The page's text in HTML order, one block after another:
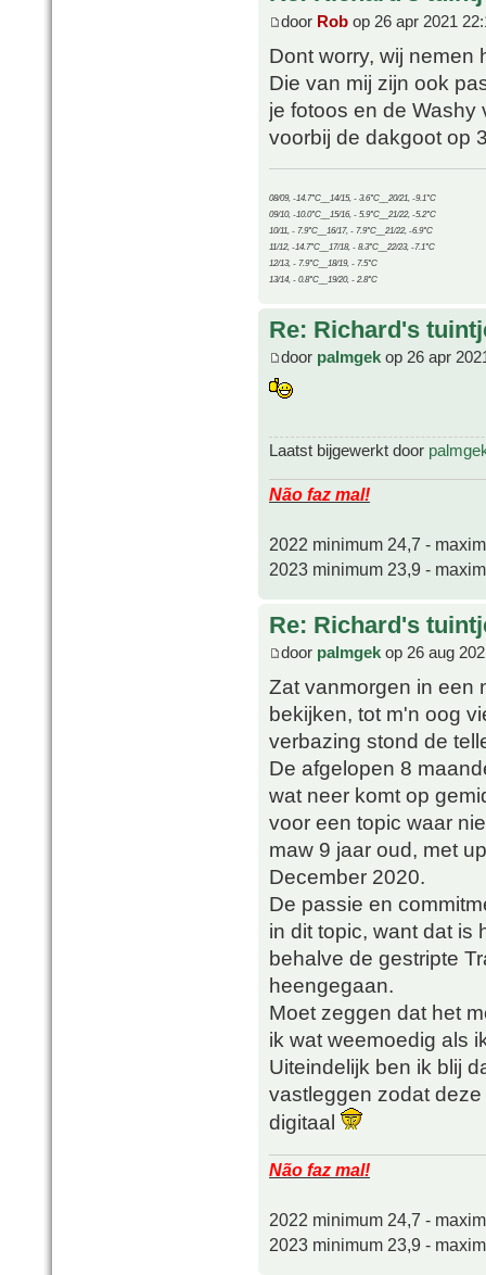
door Rob op 26 apr 2021
Dont worry, wij
Die van mij zijn ook
je fotoos en de Washy
voorbij de dakgoot op
08/09, -14.7°C__14/15, - 3.6°C__20/21, -9.1°C
09/10, -10.0°C__15/16, - 5.9°C__21/22, -5.2°C
10/11, - 7.9°C__16/17, - 7.9°C__21/22, -6.9°C
11/12, -14.7°C__17/18, - 8.3°C__22/23, -7.1°C
12/13, - 7.9°C__18/19, - 7.5°C
13/14, - 0.8°C__19/20, - 2.8°C
Re: Richard's
door palmgek op 26 apr
Laatst bijgewerkt door
Não faz mal!
2022 minimum 24,7 -
2023 minimum 23,9 -
Re: Richard's
door palmgek op 26 aug
Zat vanmorgen in een
bekijken, tot m'n oog
verbazing stond de
De afgelopen 8
wat neer komt op
voor een topic waar
maw 9 jaar oud, met
December 2020.
De passie en
in dit topic, want dat is
behalve de gestripte
heengegaan.
Moet zeggen dat het
ik wat weemoedig als
Uiteindelijk ben ik blij
vastleggen zodat
digitaal
Não faz mal!
2022 minimum 24,7 -
2023 minimum 23,9 -